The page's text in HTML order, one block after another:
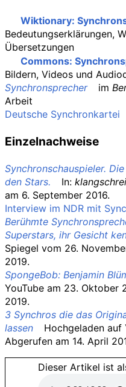
Wiktionary:
Bedeutungserklärungen,
Übersetzungen
Commons:
Bildern, Videos und
Synchronsprecher
im
Arbeit
Deutsche Synchronkartei
Einzelnachweise
Synchronschauspieler.
den Stars.
In:
am 6. September 2016.
Interview im NDR mit
Berühmte
Superstars, ihr Gesicht
Spiegel vom 26.
2019.
SpongeBob: Benjamin
YouTube am 23. Oktober
2019.
3 Synchros die das
lassen
Hochgeladen auf
Abgerufen am 14. April
Dieser Artikel ist